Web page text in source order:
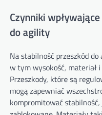
Czynniki
do agility
Na stabilność przeszkód
w tym wysokość, materiał
Przeszkody, które są
mogą zapewniać
kompromitować